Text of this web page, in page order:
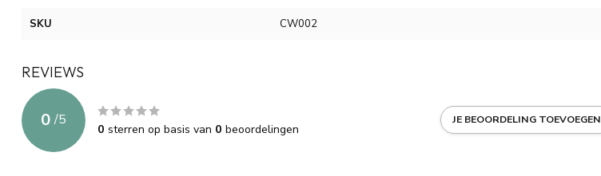
SKU CW002
REVIEWS
0 /5
0 sterren op basis van 0 beoordelingen
JE BEOORDELING TOEVOEGEN